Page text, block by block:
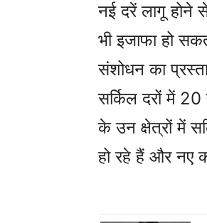
नई दरें लागू होने
भी इजाफा हो
संशोधन का
सर्किल दरों में
के उन क्षेत्रों में
हो रहे हैं और नए